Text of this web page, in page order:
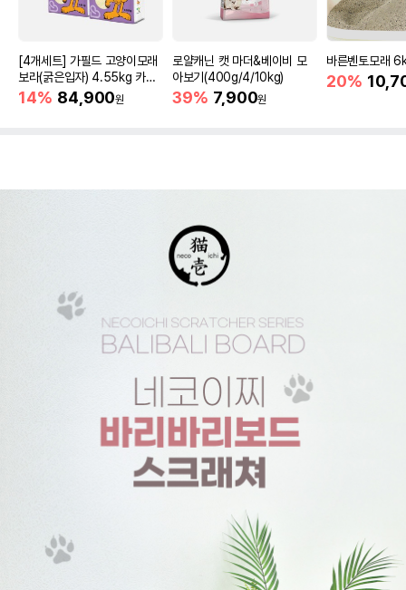
[4개세트] 가필드 고양이모래
보라(굵은입자) 4.55kg 카사
바모래
14% 84,900원
로얄캐닌 캣 마더&베이비 모
아보기(400g/4/10kg)
39% 7,900원
바른벤토모래
20%